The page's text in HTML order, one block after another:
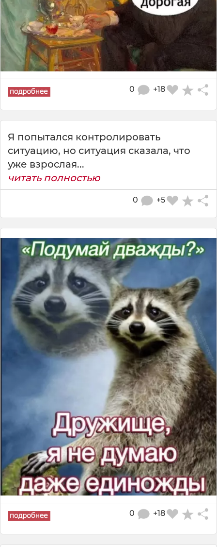
+18
0
Я попытался контролировать
ситуацию, но ситуация сказала, что
уже взрослая...
читать полностью
+5
0
+18
0